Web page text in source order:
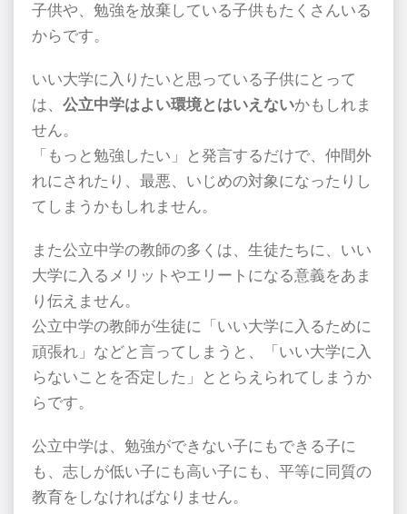
子供や、勉強を放棄している子供もたくさんいる
からです。
いい大学に入りたいと思っている子供にとって
は、 公立中学はよい環境とはいえないかもしれま
せん。
「もっと勉強したい」と発言するだけで、仲間外
れにされたり、最悪、いじめの対象になったりし
てしまうかもしれません。
また公立中学の教師の多くは、生徒たちに、いい
大学に入るメリットやエリートになる意義をあま
り伝えません。
公立中学の教師が生徒に「いい大学に入るために
頑張れ」などと言ってしまうと、「いい大学に入
らないことを否定した」ととらえられてしまうか
らです。
公立中学は、勉強ができない子にもできる子に
も、志しが低い子にも高い子にも、平等に同質の
教育をしなければなりません。